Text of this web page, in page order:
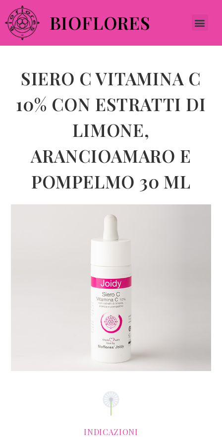
BIOFLORES
SIERO C VITAMINA C
10% CON ESTRATTI DI
LIMONE,
ARANCIOAMARO E
POMPELMO 30 ML
INDICAZIONI